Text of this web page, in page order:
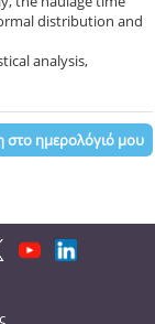
distribution and
analysis,
στο ημερολόγιό μου